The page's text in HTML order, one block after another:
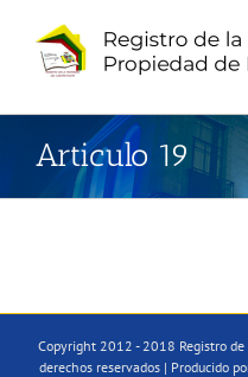
contenido
Articulo 19
Copyright 2012 - 2018 Registro
derechos reservados | Producido